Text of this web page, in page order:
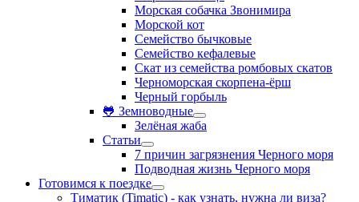
Морская собачка Звонимира
Морской кот
Семейство бычковые
Семейство кефалевые
Скат из семейства ромбовых скатов
Черноморская скорпена-ёрш
Черный горбыль
🐸 Земноводные
Зелёная жаба
Статьи
7 причин загрязнения Черного моря
Подводная жизнь Черного моря
Готовимся к поездке
Тиматик (Timatic) - как узнать, нужна ли виза?